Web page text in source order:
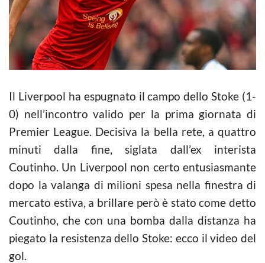
Il Liverpool ha espugnato il campo dello Stoke (1-
0) nell’incontro valido per la prima giornata di
Premier League. Decisiva la bella rete, a quattro
minuti dalla fine, siglata dall’ex interista
Coutinho. Un Liverpool non certo entusiasmante
dopo la valanga di milioni spesa nella finestra di
mercato estiva, a brillare però è stato come detto
Coutinho, che con una bomba dalla distanza ha
piegato la resistenza dello Stoke: ecco il video del
gol.